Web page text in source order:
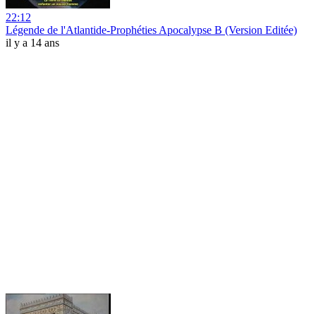
22:12
Légende de l'Atlantide-Prophéties Apocalypse B (Version Editée)
il y a 14 ans